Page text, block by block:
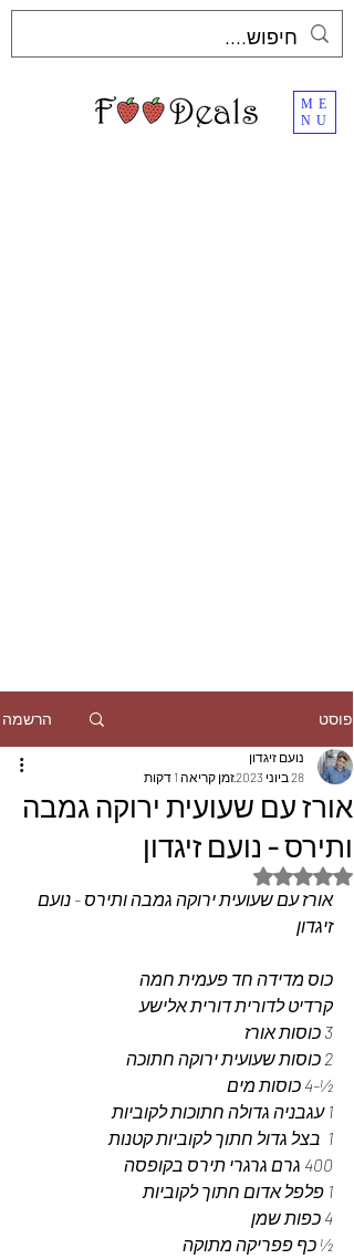
ME
NU
פוסט הרשמה
אורז עם שעועית ירוקה גמבה
ותירס - נועם זיגדון
נועם זיגדון
28 ביוני 2023
זמן קריאה 1 דקות
דירוג של NaN מתוך 5 כוכבים
אורז עם שעועית ירוקה גמבה ותירס - נועם
זיגדון
כוס מדידה חד פעמית חמה
קרדיט לדורית דורית אלישע
3 כוסות אורז
2 כוסות שעועית ירוקה חתוכה
½-4 כוסות מים
1 עגבניה גדולה חתוכות לקוביות
1  בצל גדול חתוך לקוביות קטנות
400 גרם גרגרי תירס בקופסה
1 פלפל אדום חתוך לקוביות
4 כפות שמן
½ כף פפריקה מתוקה